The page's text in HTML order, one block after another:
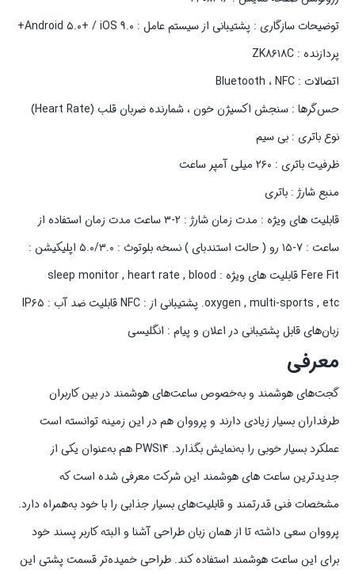
توضیحات سازگاری : پشتیبانی از سیستم عامل : Android ۵.۰+ / iOS ۹.۰+
پردازنده : ZK۸۶۱۸C
اتصالات : Bluetooth ، NFC
حس‌گرها : سنجش اکسیژن خون ، شمارنده ضربان قلب (Heart Rate)
نوع باتری : بی سیم
ظرفیت باتری : ۲۶۰ میلی آمپر ساعت
منبع شارژ : باتری
قابلیت های ویژه : مدت زمان شارژ : ۲-۳ ساعت مدت زمان استفاده از
ساعت : ۷-۱۵ رو ( حالت استندبای ) نسخه بلوتوث : ۵.۰/۳.۰ اپلیکیشن :
Fere Fit قابلیت های ویژه : sleep monitor , heart rate , blood
oxygen , multi-sports , etc. پشتیبانی از : NFC قابلیت ضد آب : IP۶۵
زبان‌های قابل پشتیبانی در اعلان و پیام : انگلیسی
معرفی
گجت‌های هوشمند و به‌خصوص ساعت‌های هوشمند در بین کاربران
طرفداران بسیار زیادی دارند و پرووان هم در این زمینه توانسته است
عملکرد بسیار خوبی را به‌نمایش بگذارد. PWS14 هم به‌عنوان یکی از
جدید‌ترین ساعت های هوشمند این شرکت معرفی شده است که
مشخصات فنی قدرتمند و قابلیت‌های بسیار جذابی را با خود به‌همراه دارد.
پرووان سعی داشته تا از همان زبان طراحی آشنا و البته کاربر پسند خود
برای این ساعت هوشمند استفاده کند. طراحی خمیده‌تر قسمت پشتی این